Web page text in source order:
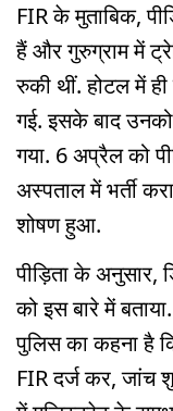
FIR के मुताबिक,
हैं और गुरुग्राम में
रुकी थीं. होटल में
गई. इसके बाद उनको
गया. 6 अप्रैल को
अस्पताल में भर्ती
शोषण हुआ.
पीड़िता के अनुसार,
को इस बारे में
पुलिस का कहना है
FIR दर्ज कर, जांच